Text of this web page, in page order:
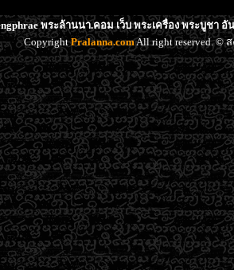
พระล้านนา.คอม เว็บ พระเครื่อง พระบูชา
CopyrightPralanna.comAll right reserved. ©